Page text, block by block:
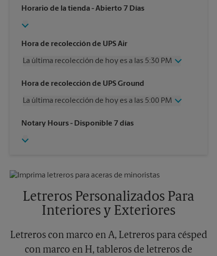
Horario de la tienda - Abierto 7 Días
Hora de recolección de UPS Air
La última recolección de hoy es a las 5:30 PM
Miércoles
5:30 PM
Viernes
5:30 PM
Domingo
Sin Recolección
Hora de recolección de UPS Ground
La última recolección de hoy es a las 5:00 PM
Miércoles
5:00 PM
Viernes
Lunes
5:00 PM
Notary Hours- Disponible 7 días
Letreros Personalizados Para
Interiores y Exteriores
Letreros con marco en A, Letreros para césped
con marco en H, tableros de letreros de